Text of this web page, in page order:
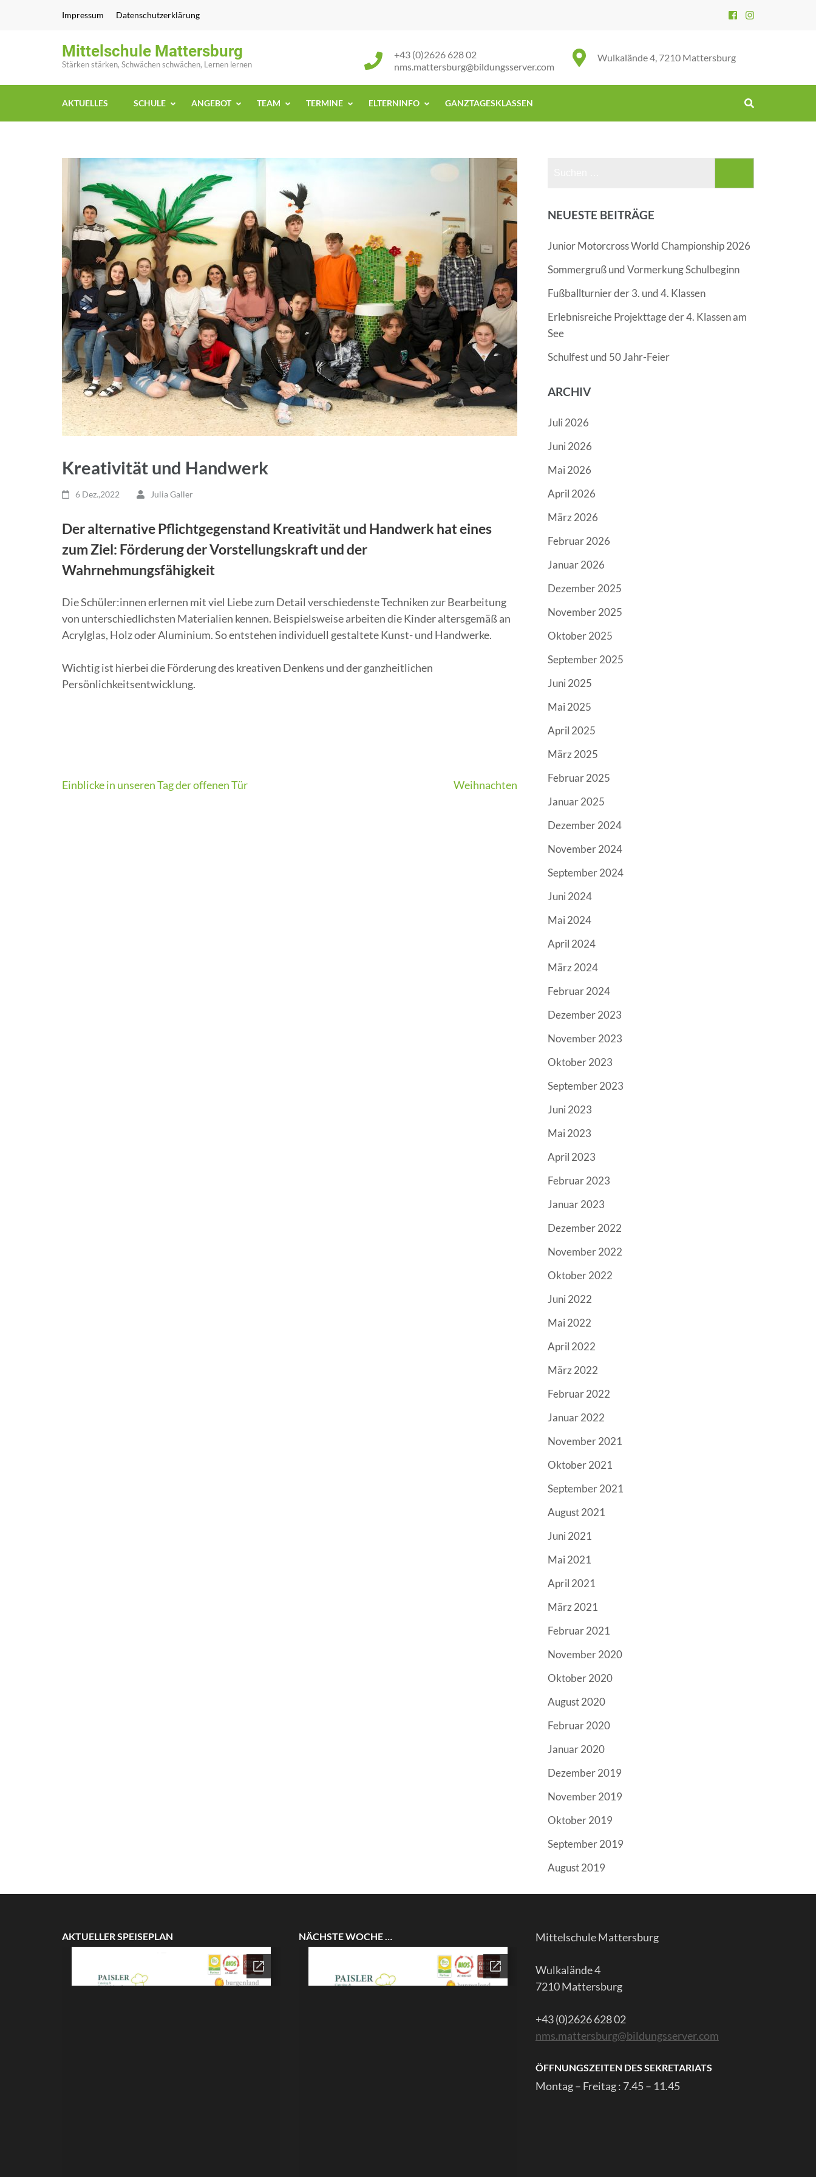
Impressum Datenschutzerklärung
Mittelschule Mattersburg
Stärken stärken, Schwächen schwächen, Lernen lernen
Wulkalände 4, 7210 Mattersburg
+43 (0)2626 628 02
nms.mattersburg@bildungsserver.com
AKTUELLES SCHULE ANGEBOT TEAM TERMINE ELTERNINFO GANZTAGESKLASSEN
Kreativität und Handwerk
6 Dez.,2022 Julia Galler
Der alternative Pflichtgegenstand Kreativität und Handwerk hat eines
zum Ziel: Förderung der Vorstellungskraft und der
Wahrnehmungsfähigkeit
Die Schüler:innen erlernen mit viel Liebe zum Detail verschiedenste Techniken zur Bearbeitung
von unterschiedlichsten Materialien kennen. Beispielsweise arbeiten die Kinder altersgemäß an
Acrylglas, Holz oder Aluminium. So entstehen individuell gestaltete Kunst- und Handwerke.
Wichtig ist hierbei die Förderung des kreativen Denkens und der ganzheitlichen
Persönlichkeitsentwicklung.
Beitragsnavigation
Einblicke in unseren Tag der offenen Tür Weihnachten
NEUESTE BEITRÄGE
Junior Motorcross World Championship 2026
Sommergruß und Vormerkung Schulbeginn
Fußballturnier der 3. und 4. Klassen
Erlebnisreiche Projekttage der 4. Klassen am
See
Schulfest und 50 Jahr-Feier
ARCHIV
Juli 2026
Juni 2026
Mai 2026
April 2026
März 2026
Februar 2026
Januar 2026
Dezember 2025
November 2025
Oktober 2025
September 2025
Juni 2025
Mai 2025
April 2025
März 2025
Februar 2025
Januar 2025
Dezember 2024
November 2024
September 2024
Juni 2024
Mai 2024
April 2024
März 2024
Februar 2024
Dezember 2023
November 2023
Oktober 2023
September 2023
Juni 2023
Mai 2023
April 2023
Februar 2023
Januar 2023
Dezember 2022
November 2022
Oktober 2022
Juni 2022
Mai 2022
April 2022
März 2022
Februar 2022
Januar 2022
November 2021
Oktober 2021
September 2021
August 2021
Juni 2021
Mai 2021
April 2021
März 2021
Februar 2021
November 2020
Oktober 2020
August 2020
Februar 2020
Januar 2020
Dezember 2019
November 2019
Oktober 2019
September 2019
August 2019
AKTUELLER SPEISEPLAN NÄCHSTE WOCHE … Mittelschule Mattersburg
Wulkalände 4
7210 Mattersburg
+43 (0)2626 628 02
nms.mattersburg@bildungsserver.com
ÖFFNUNGSZEITEN DES SEKRETARIATS
Montag – Freitag : 7.45 – 11.45